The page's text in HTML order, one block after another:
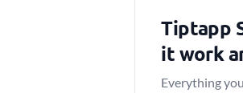
Tiptapp
it work
Everything